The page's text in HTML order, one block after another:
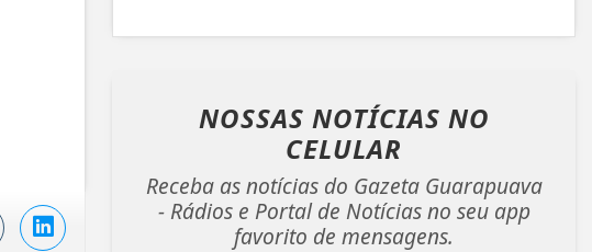
NOSSAS NOTÍCIAS NO
CELULAR
Receba as notícias do Gazeta Guarapuava
- Rádios e Portal de Notícias no seu app
favorito de mensagens.